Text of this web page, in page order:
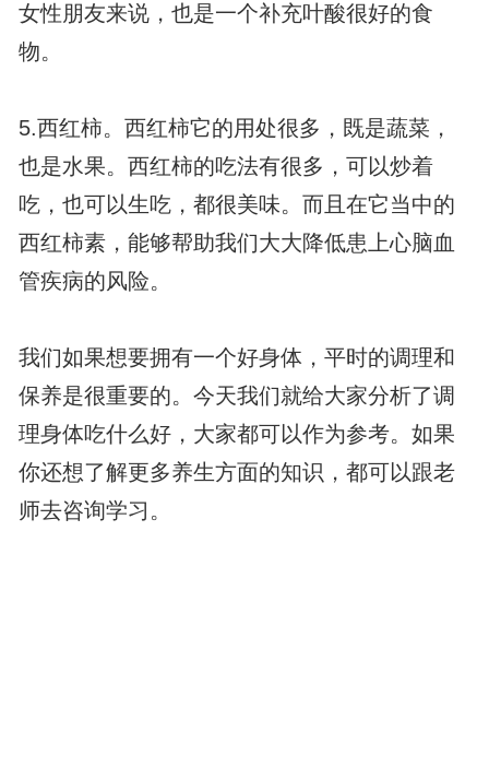
女性朋友来说，也是一个补充叶酸很好的食
物。
5.西红柿。西红柿它的用处很多，既是蔬菜，
也是水果。西红柿的吃法有很多，可以炒着
吃，也可以生吃，都很美味。而且在它当中的
西红柿素，能够帮助我们大大降低患上心脑血
管疾病的风险。
我们如果想要拥有一个好身体，平时的调理和
保养是很重要的。今天我们就给大家分析了调
理身体吃什么好，大家都可以作为参考。如果
你还想了解更多养生方面的知识，都可以跟老
师去咨询学习。